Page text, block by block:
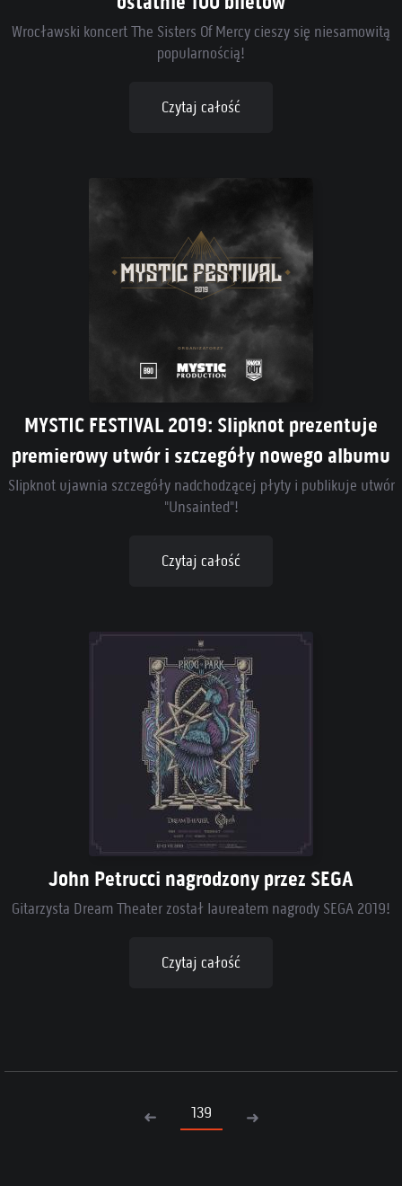
Wrocławski koncert The Sisters Of Mercy cieszy się niesamowitą
popularnością!
Czytaj całość
MYSTIC FESTIVAL 2019: Slipknot prezentuje
premierowy utwór i szczegóły nowego albumu
Slipknot ujawnia szczegóły nadchodzącej płyty i publikuje utwór
"Unsainted"!
Czytaj całość
John Petrucci nagrodzony przez SEGA
Gitarzysta Dream Theater został laureatem nagrody SEGA 2019!
Czytaj całość
139